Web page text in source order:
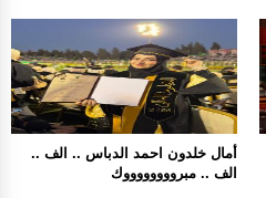
أمال خلدون احمد الدباس .. الف ..
الف .. مبرووووووووك